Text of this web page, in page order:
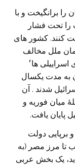
برانگیخت و با
تحت فشار
کنند. کشور های
ابتدا با قطعنامه ۱۸۱ سازمان ملل مخالف
ها׳
به مدت یکسال
جنگ با اسرائیل شدند . آن
میان فوریه و
برپایی دولت
تا مرز مصر (به
یک بخش عربی